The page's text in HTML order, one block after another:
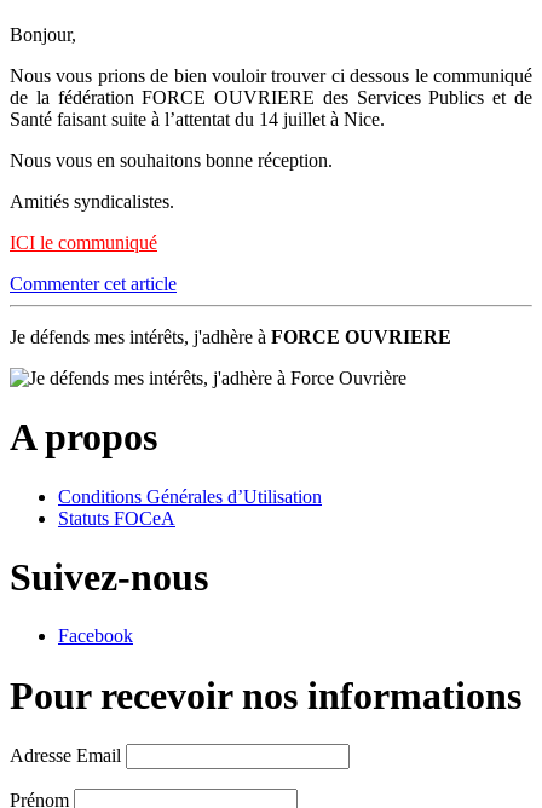
Bonjour,
Nous vous prions de bien vouloir trouver ci dessous le communiqué
de la fédération FORCE OUVRIERE des Services Publics et de
Santé faisant suite à l’attentat du 14 juillet à Nice.
Nous vous en souhaitons bonne réception.
Amitiés syndicalistes.
ICI le communiqué
Commenter cet article
Je défends mes intérêts, j'adhère à FORCE OUVRIERE
A propos
Conditions Générales d’Utilisation
Statuts FOCeA
Suivez-nous
Facebook
Pour recevoir nos informations
Adresse Email
Prénom